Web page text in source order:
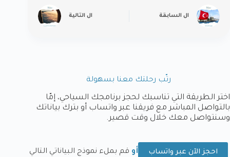
ال السابقة ال التالية
رتّب رحلتك معنا بسهولة
اختر الطريقة التي تناسبك لحجز برنامجك السياحي، إمّا
بالتواصل المباشر مع فريقنا عبر واتساب أو بترك بياناتك
وسنتواصل معك خلال وقت قصير.
احجز الآن عبر واتساب أو قم بملء نموذج البياناتي التالي